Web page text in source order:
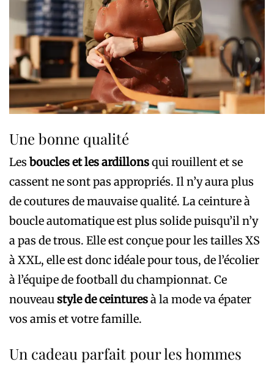
Une bonne qualité
Les boucles et les ardillonsqui rouillent et se
cassent ne sont pas appropriés. Il n’y aura plus
de coutures de mauvaise qualité. La ceinture à
boucle automatique est plus solide puisqu’il n’y
a pas de trous. Elle est conçue pour les tailles XS
à XXL, elle est donc idéale pour tous, de l’écolier
à l’équipe de football du championnat. Ce
nouveaustyle de ceinturesà la mode va épater
vos amis et votre famille.
Un cadeau parfait pour les hommes